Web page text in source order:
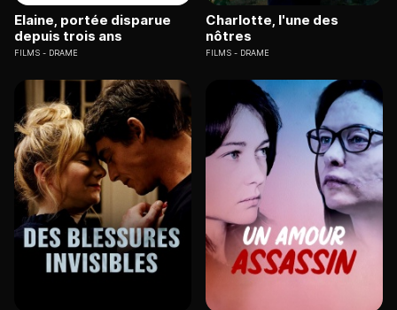
Elaine, portée disparue
depuis trois ans
FILMS DRAME
Charlotte, l'une des
nôtres
FILMS DRAME